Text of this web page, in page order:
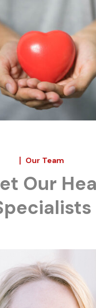
Our Team
Our